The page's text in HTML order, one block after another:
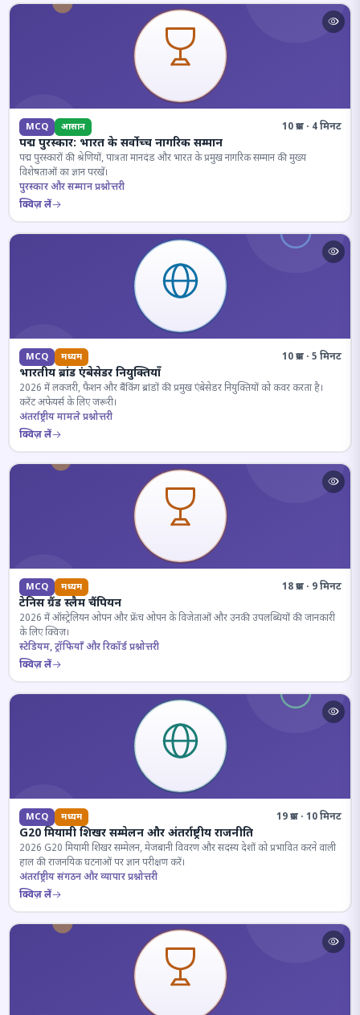
MCQ आसान 10 प्रश्न · 4 मिनट
पद्म पुरस्कार: भारत के सर्वोच्च नागरिक सम्मान
पद्म पुरस्कारों की श्रेणियों, पात्रता मानदंड और भारत के प्रमुख नागरिक सम्मान की मुख्य
विशेषताओं का ज्ञान परखें।
पुरस्कार और सम्मान प्रश्नोत्तरी
क्विज़ लें
MCQ मध्यम 10 प्रश्न · 5 मिनट
भारतीय ब्रांड एंबेसेडर नियुक्तियाँ
2026 में लक्जरी, फैशन और बैंकिंग ब्रांडों की प्रमुख एंबेसेडर नियुक्तियों को कवर करता है।
करेंट अफेयर्स के लिए जरूरी।
अंतर्राष्ट्रीय मामले प्रश्नोत्तरी
क्विज़ लें
MCQ मध्यम 18 प्रश्न · 9 मिनट
टेनिस ग्रैंड स्लैम चैंपियन
2026 में ऑस्ट्रेलियन ओपन और फ्रेंच ओपन के विजेताओं और उनकी उपलब्धियों की जानकारी
के लिए क्विज़।
स्टेडियम, ट्रॉफियाँ और रिकॉर्ड प्रश्नोत्तरी
क्विज़ लें
MCQ मध्यम 19 प्रश्न · 10 मिनट
G20 मियामी शिखर सम्मेलन और अंतर्राष्ट्रीय राजनीति
2026 G20 मियामी शिखर सम्मेलन, मेजबानी विवरण और सदस्य देशों को प्रभावित करने वाली
हाल की राजनयिक घटनाओं पर ज्ञान परीक्षण करें।
अंतर्राष्ट्रीय संगठन और व्यापार प्रश्नोत्तरी
क्विज़ लें